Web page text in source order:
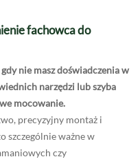
fachowca do
nie masz doświadczenia w
narzędzi lub szyba
mocowanie.
precyzyjny montaż i
szczególnie ważne w
czy